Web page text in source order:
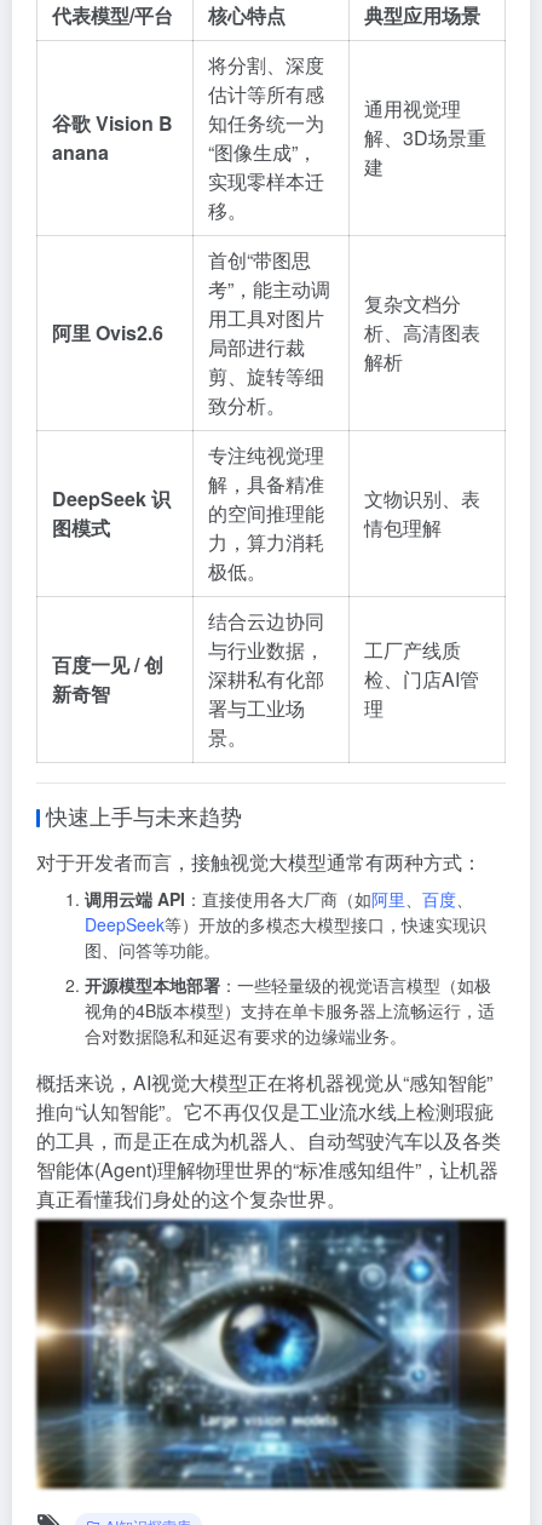
代表模型/平台 核心特点 典型应用场景
谷歌 Vision B
anana
将分割、深度
估计等所有感
知任务统一为
“图像生成”，
实现零样本迁
移。
通用视觉理
解、3D场景重
建
阿里 Ovis2.6
首创“带图思
考”，能主动调
用工具对图片
局部进行裁
剪、旋转等细
致分析。
复杂文档分
析、高清图表
解析
DeepSeek 识
图模式
专注纯视觉理
解，具备精准
的空间推理能
力，算力消耗
极低。
文物识别、表
情包理解
百度一见 / 创
新奇智
结合云边协同
与行业数据，
深耕私有化部
署与工业场
景。
工厂产线质
检、门店AI管
理
快速上手与未来趋势
对于开发者而言，接触视觉大模型通常有两种方式：
调用云端 API ：直接使用各大厂商（如阿里、 百度、
DeepSeek等）开放的多模态大模型接口，快速实现识
图、问答等功能。
开源模型本地部署 ：一些轻量级的视觉语言模型（如极
视角的4B版本模型）支持在单卡服务器上流畅运行，适
合对数据隐私和延迟有要求的边缘端业务。
概括来说，AI视觉大模型正在将机器视觉从“感知智能”
推向“认知智能”。它不再仅仅是工业流水线上检测瑕疵
的工具，而是正在成为机器人、自动驾驶汽车以及各类
智能体(Agent)理解物理世界的“标准感知组件”，让机器
真正看懂我们身处的这个复杂世界。